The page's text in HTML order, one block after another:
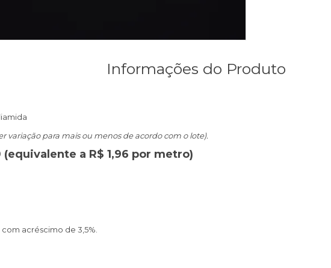
Informações do Produto
variação para mais ou menos de acordo com o lote).
(equivalente a R$ 1,96 por metro)
acréscimo de 3,5%.